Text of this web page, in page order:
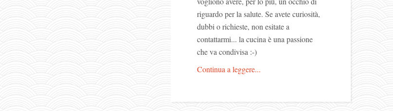
riguardo per la salute. Se avete curiosità,
dubbi o richieste, non esitate a
contattarmi... la cucina è una passione
che va condivisa :-)
Continua a leggere...